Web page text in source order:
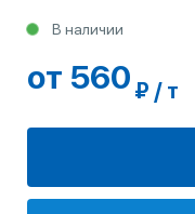
В наличии
от 560 ₽ / т